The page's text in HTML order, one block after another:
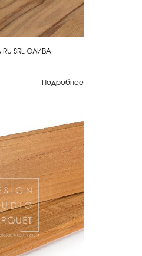
SRL ОЛИВА
Подробнее